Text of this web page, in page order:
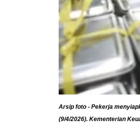
Arsip foto - Pekerja
(9/4/2026). Kementerian